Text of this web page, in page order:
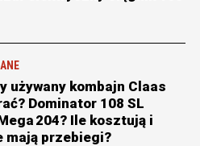
używany kombajn Claas
Dominator 108 SL
204? Ile kosztują i
mają przebiegi?